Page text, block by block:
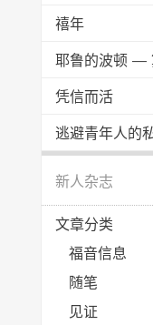
禧年
耶鲁的波顿 —
凭信而活
逃避青年人的
新人杂志
文章分类
福音信息
随笔
见证